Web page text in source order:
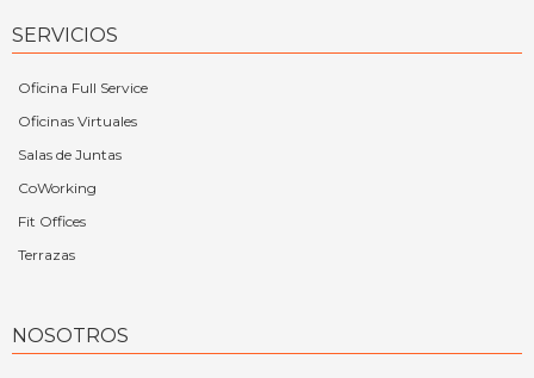
SERVICIOS
Oficina Full Service
Oficinas Virtuales
Salas de Juntas
CoWorking
Fit Offices
Terrazas
NOSOTROS